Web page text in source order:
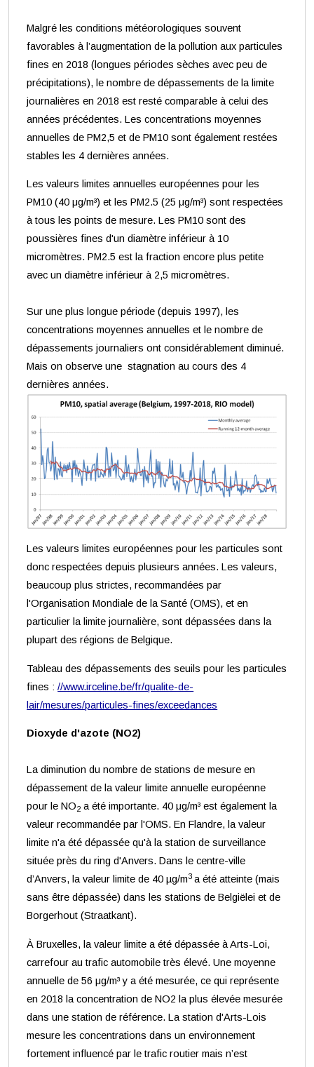
Malgré les conditions météorologiques souvent
favorables à l’augmentation de la pollution aux particules
fines en 2018 (longues périodes sèches avec peu de
précipitations), le nombre de dépassements de la limite
journalières en 2018 est resté comparable à celui des
années précédentes. Les concentrations moyennes
annuelles de PM2,5 et de PM10 sont également restées
stables les 4 dernières années.
Les valeurs limites annuelles européennes pour les
PM10 (40 μg/m³) et les PM2.5 (25 μg/m³) sont respectées
à tous les points de mesure. Les PM10 sont des
poussières fines d'un diamètre inférieur à 10
micromètres. PM2.5 est la fraction encore plus petite
avec un diamètre inférieur à 2,5 micromètres.
Sur une plus longue période (depuis 1997), les
concentrations moyennes annuelles et le nombre de
dépassements journaliers ont considérablement diminué.
Mais on observe une stagnation au cours des 4
dernières années.
Les valeurs limites européennes pour les particules sont
donc respectées depuis plusieurs années. Les valeurs,
beaucoup plus strictes, recommandées par
l'Organisation Mondiale de la Santé (OMS), et en
particulier la limite journalière, sont dépassées dans la
plupart des régions de Belgique.
Tableau des dépassements des seuils pour les particules
fines ://www.irceline.be/fr/qualite-de-
lair/mesures/particules-fines/exceedances
Dioxyde d'azote (NO2)
La diminution du nombre de stations de mesure en
dépassement de la valeur limite annuelle européenne
pour le NO2 a été importante. 40 μg/m³ est également la
valeur recommandée par l'OMS. En Flandre, la valeur
limite n'a été dépassée qu'à la station de surveillance
située près du ring d'Anvers. Dans le centre-ville
d’Anvers, la valeur limite de 40 µg/m3 a été atteinte (mais
sans être dépassée) dans les stations de Belgiëlei et de
Borgerhout (Straatkant).
À Bruxelles, la valeur limite a été dépassée à Arts-Loi,
carrefour au trafic automobile très élevé. Une moyenne
annuelle de 56 μg/m³ y a été mesurée, ce qui représente
en 2018 la concentration de NO2 la plus élevée mesurée
dans une station de référence. La station d'Arts-Lois
mesure les concentrations dans un environnement
fortement influencé par le trafic routier mais n’est